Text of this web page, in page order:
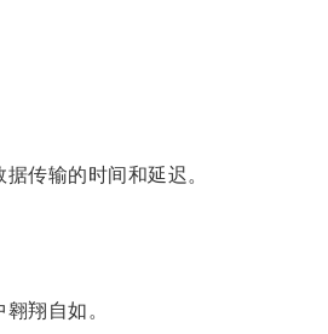
传输的时间和延迟。
翔自如。